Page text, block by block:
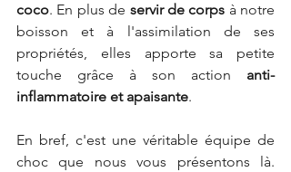
coco. En plus de servir de corps à notre
boisson et à l'assimilation de ses
propriétés, elles apporte sa petite
touche grâce à son action anti-
inflammatoire et apaisante.
En bref, c'est une véritable équipe de
choc que nous vous présentons là.